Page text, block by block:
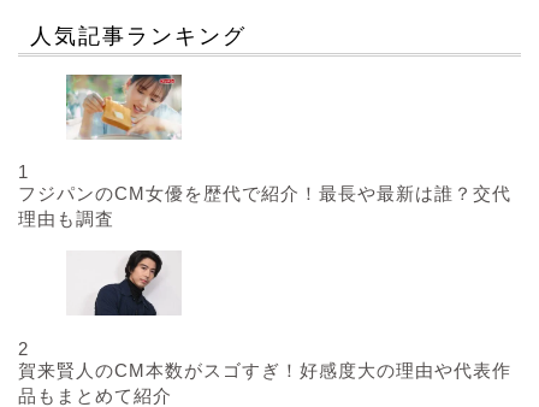
人気記事ランキング
1
フジパンのCM女優を歴代で紹介！最長や最新は誰？交代
理由も調査
2
賀来賢人のCM本数がスゴすぎ！好感度大の理由や代表作
品もまとめて紹介